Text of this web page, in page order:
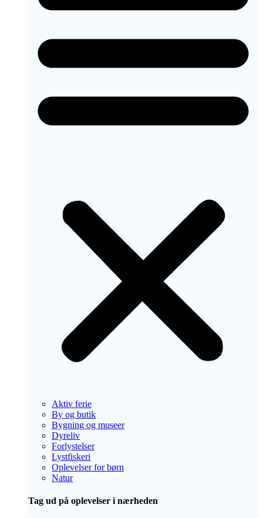
Aktiv ferie
By og butik
Bygning og museer
Dyreliv
Forlystelser
Lystfiskeri
Oplevelser for børn
Natur
Tag ud på oplevelser i nærheden